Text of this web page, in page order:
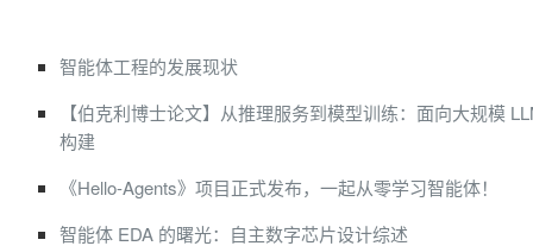
智能体工程的发展现状
【伯克利博士论文】从推理服务到模型训练：面向大规模
构建
《Hello-Agents》项目正式发布，一起从零学习智能体！
智能体 EDA 的曙光：自主数字芯片设计综述